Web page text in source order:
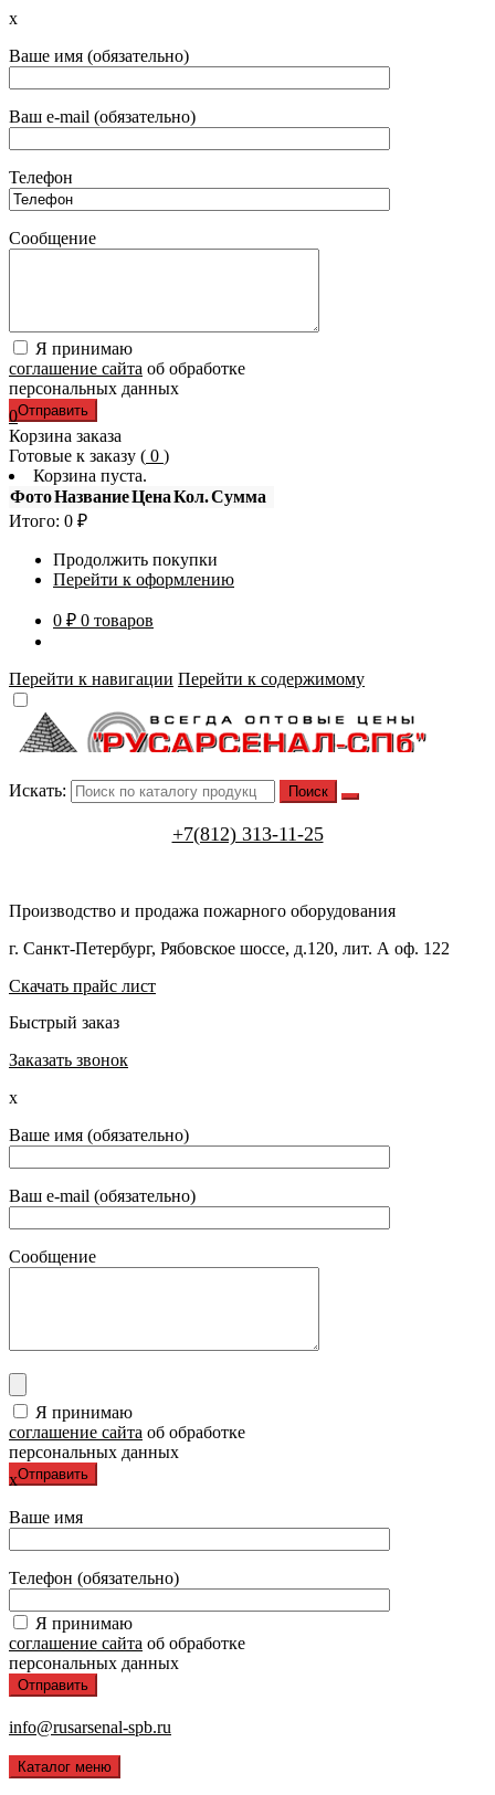
x
Ваше имя (обязательно)
Ваш e-mail (обязательно)
Телефон
Сообщение
Я принимаю
соглашение сайта об обработке
персональных данных
0
Корзина заказа
Готовые к заказу ( 0 )
Корзина пуста.
ФотоНазваниеЦенаКол.Сумма
Итого: 0 ₽
Продолжить покупки
Перейти к оформлению
0 ₽ 0 товаров
Перейти к навигации Перейти к содержимому
Искать:
+7(812) 313-11-25
Производство и продажа пожарного оборудования
г. Санкт-Петербург, Рябовское шоссе, д.120, лит. А оф. 122
Скачать прайс лист
Быстрый заказ
Заказать звонок
x
Ваше имя (обязательно)
Ваш e-mail (обязательно)
Сообщение
Я принимаю
соглашение сайта об обработке
персональных данных
x
Ваше имя
Телефон (обязательно)
Я принимаю
соглашение сайта об обработке
персональных данных
info@rusarsenal-spb.ru
Каталог меню